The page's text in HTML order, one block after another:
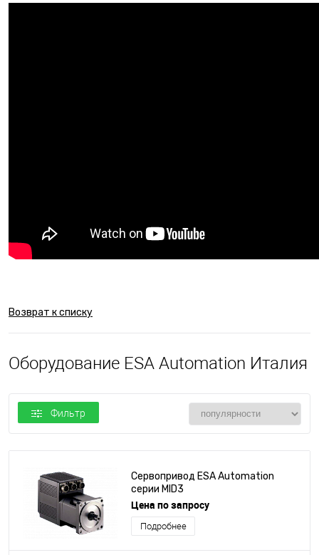
Возврат к списку
Оборудование ESA Automation Италия
Фильтр
Сервопривод ESA Automation
серии MID3
Цена по запросу
Подробнее